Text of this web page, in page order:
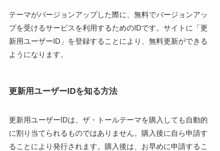
テーマがバージョンアップした際に、無料でバージョンアッ
プを受けるサービスを利用するためのIDです。サイトに「更
新用ユーザーID」を登録することにより、無料更新ができる
ようになります。
更新用ユーザーIDを知る方法
更新用ユーザーIDは、ザ・トールテーマを購入しても自動的
に割り当てられるものではありません。購入後に自ら申請す
ることにより発行されます。購入後は、お早めに申請するこ